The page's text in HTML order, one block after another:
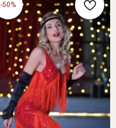
-50%